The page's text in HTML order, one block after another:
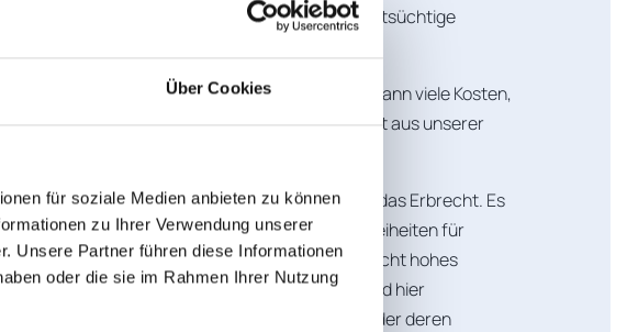
Über Cookies
für soziale Medien anbieten zu können
zu Ihrer Verwendung unserer
Unsere Partner führen diese Informationen
oder die sie im Rahmen Ihrer Nutzung
durch einen Vertragspartner, streitsüchtige
Lieber früher als zu spät zum Anwalt zu gehen, kann viele Kosten,
Ärger ersparen. Dieser Erfahrungssatz resultiert aus unserer
Hinsicht besonderes Rechtsgebiet ist das Erbrecht. Es
der Teil des Zivilrechts, der größtmögliche Freiheiten für
Verfügungen bietet, zugleich aber auch ein recht hohes
der Beteiligten birgt. An erster Stelle sind hier
zu nennen. Diese zu vermeiden oder deren